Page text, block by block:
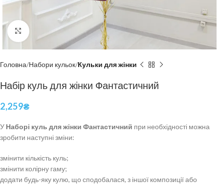
Click to enlarge
Головна Набори кульок Кульки для жінки
Набір куль для жінки Фантастичний
2,259₴
У Наборі куль для жінки Фантастичний при необхідності можна
зробити наступні зміни:
змінити кількість куль;
змінити колірну гаму;
додати будь-яку кулю, що сподобалася, з іншої композиції або